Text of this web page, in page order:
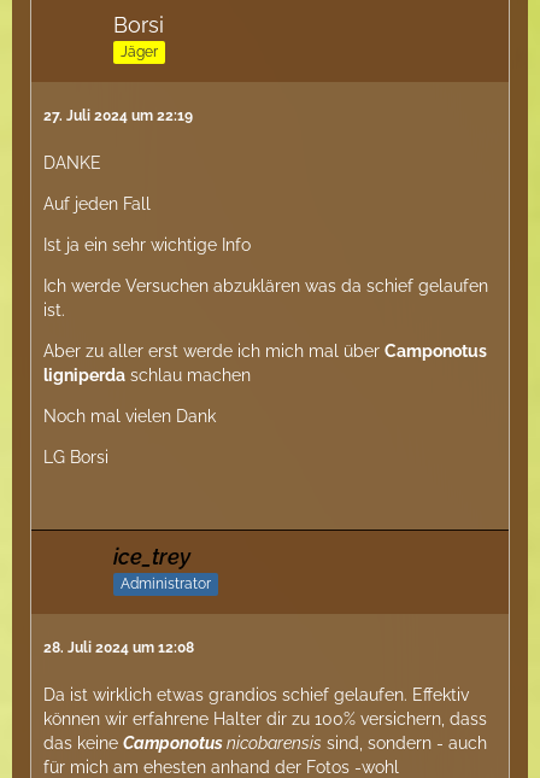
Borsi
Jäger
27. Juli 2024 um 22:19
DANKE
Auf jeden Fall
Ist ja ein sehr wichtige Info
Ich werde Versuchen abzuklären was da schief gelaufen
ist.
Aber zu aller erst werde ich mich mal über Camponotus
ligniperda schlau machen
Noch mal vielen Dank
LG Borsi
ice_trey
Administrator
28. Juli 2024 um 12:08
Da ist wirklich etwas grandios schief gelaufen. Effektiv
können wir erfahrene Halter dir zu 100% versichern, dass
das keine Camponotusnicobarensis sind, sondern - auch
für mich am ehesten anhand der Fotos -wohl